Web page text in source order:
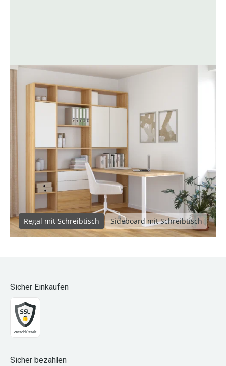
Regal mit Schreibtisch Sideboard mit Schreibtisch
Sicher Einkaufen
Sicher bezahlen